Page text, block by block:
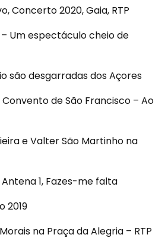
Concerto 2020, Gaia, RTP
Um espectáculo cheio de
são desgarradas dos Açores
de São Francisco – Ao
e Valter São Martinho na
1, Fazes-me falta
2019
na Praça da Alegria – RTP